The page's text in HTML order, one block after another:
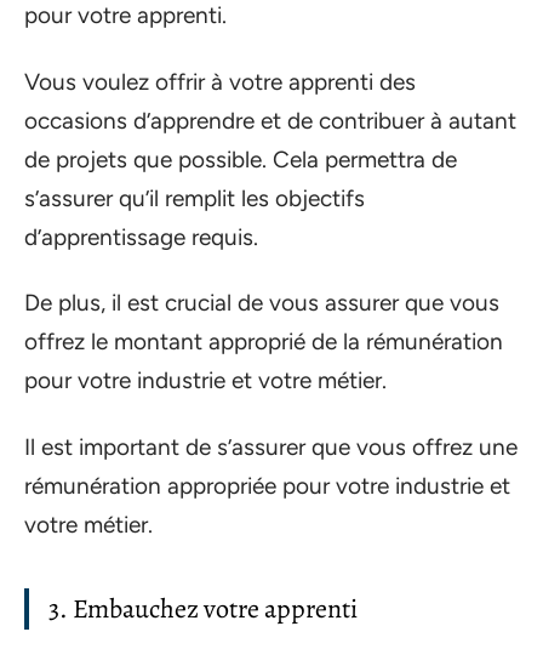
pour votre apprenti.
Vous voulez offrir à votre apprenti des
occasions d’apprendre et de contribuer à autant
de projets que possible. Cela permettra de
s’assurer qu’il remplit les objectifs
d’apprentissage requis.
De plus, il est crucial de vous assurer que vous
offrez le montant approprié de la rémunération
pour votre industrie et votre métier.
Il est important de s’assurer que vous offrez une
rémunération appropriée pour votre industrie et
votre métier.
3. Embauchez votre apprenti